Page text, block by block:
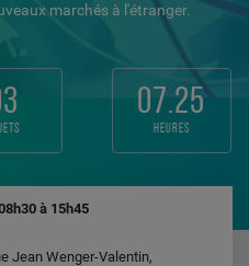
marchés à l'étranger.
07.25
heures
à 15h45
Jean Wenger-Valentin,